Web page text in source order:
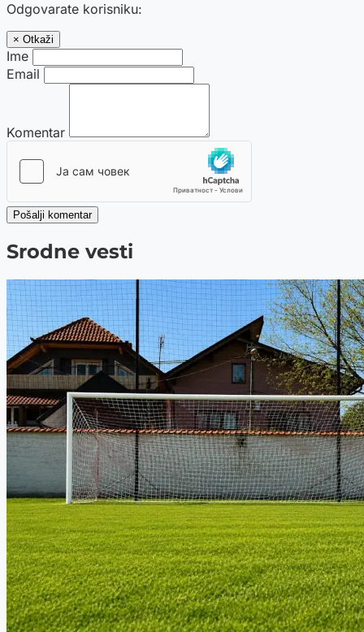
Odgovarate korisniku:
× Otkaži
Ime
Email
Komentar
Pošalji komentar
Srodne vesti